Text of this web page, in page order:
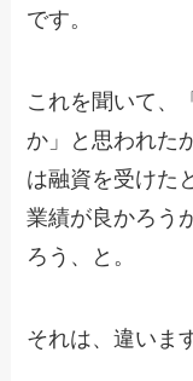
です。
これを聞いて、
か」と思われた
は融資を受けた
業績が良かろう
ろう、と。
それは、違いま